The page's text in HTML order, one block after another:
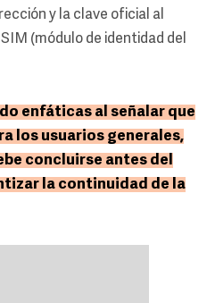
y la clave oficial al
(módulo de identidad del
enfáticas al señalar que
los usuarios generales,
concluirse antes del
la continuidad de la